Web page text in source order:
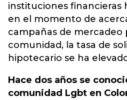
instituciones financieras
en el momento de
campañas de mercadeo
comunidad, la tasa de
hipotecario se ha
Hace dos años se
comunidad Lgbt en